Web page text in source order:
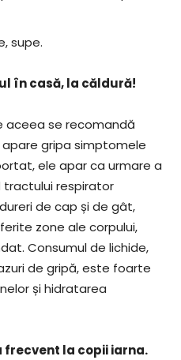
supe.
în casă, la căldură!
aceea se recomandă
gripa simptomele
ele apar ca urmare a
tractului respirator
de cap și de gât,
zone ale corpului,
Consumul de lichide,
de gripă, este foarte
și hidratarea
la copii iarna.